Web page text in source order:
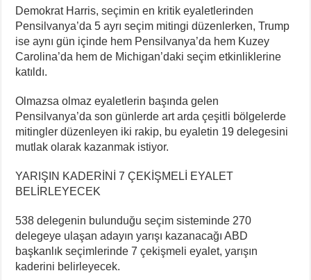
Demokrat Harris, seçimin en kritik eyaletlerinden
Pensilvanya’da 5 ayrı seçim mitingi düzenlerken, Trump
ise aynı gün içinde hem Pensilvanya’da hem Kuzey
Carolina’da hem de Michigan’daki seçim etkinliklerine
katıldı.
Olmazsa olmaz eyaletlerin başında gelen
Pensilvanya’da son günlerde art arda çeşitli bölgelerde
mitingler düzenleyen iki rakip, bu eyaletin 19 delegesini
mutlak olarak kazanmak istiyor.
YARIŞIN KADERİNİ 7 ÇEKİŞMELİ EYALET
BELİRLEYECEK
538 delegenin bulunduğu seçim sisteminde 270
delegeye ulaşan adayın yarışı kazanacağı ABD
başkanlık seçimlerinde 7 çekişmeli eyalet, yarışın
kaderini belirleyecek.